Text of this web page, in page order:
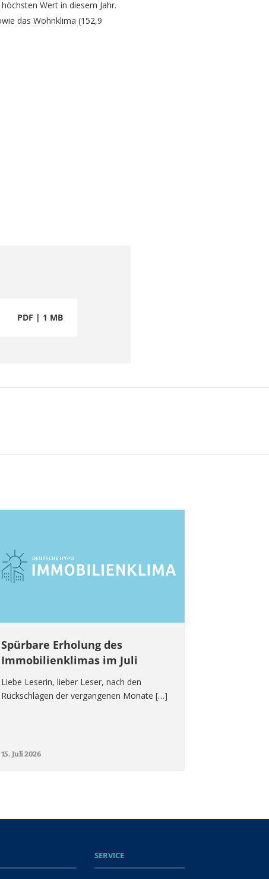
Wert in diesem Jahr.
das Wohnklima (152,9
PDF | 1 MB
Spürbare Erholung des
Immobilienklimas im Juli
Liebe Leserin, lieber Leser, nach den
Rückschlägen der vergangenen Monate […]
15. Juli 2026
SERVICE